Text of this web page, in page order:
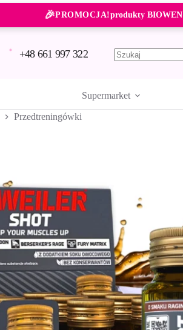
🎉PROMOCJA!produkty BIOWEN |
+48 661 997 322
Supermarket
Przedtreningówki